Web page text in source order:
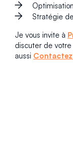
Stratégie
Je vous invite à
discuter de
aussi